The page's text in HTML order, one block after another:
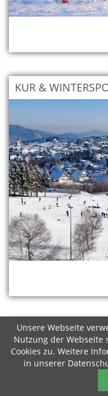
KUR &
☀☀ SAUERLAND
UND TIPPS
Unsere Webseite
Nutzung der Webseite
Cookies zu. Weitere
in unserer